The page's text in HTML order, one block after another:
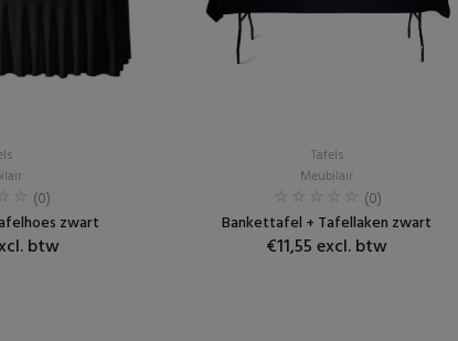
(0)
zwart
btw
Tafels
Meubilair
(0)
Bankettafel + Tafellaken zwart
€11,55 excl. btw